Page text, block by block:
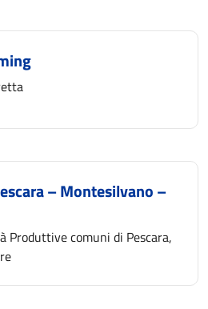
– Montesilvano –
Produttive comuni di Pescara,